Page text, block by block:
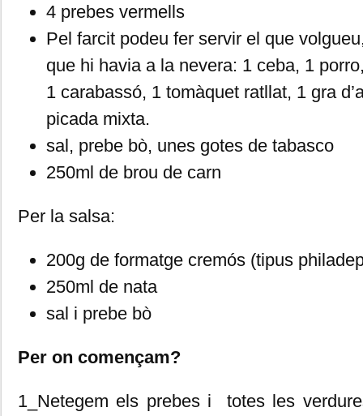
4 prebes vermells
Pel farcit podeu fer servir el que
que hi havia a la nevera: 1 ceba, 1
1 carabassó, 1 tomàquet ratllat, 1 gra
picada mixta.
sal, prebe bò, unes gotes de tabasco
250ml de brou de carn
Per la salsa:
200g de formatge cremós (tipus
250ml de nata
sal i prebe bò
Per on començam?
1_Netegem els prebes i totes les